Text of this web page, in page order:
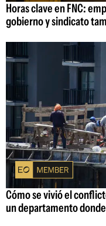
Horas clave en FNC:
gobierno y sindicato
Cómo se vivió el
un departamento